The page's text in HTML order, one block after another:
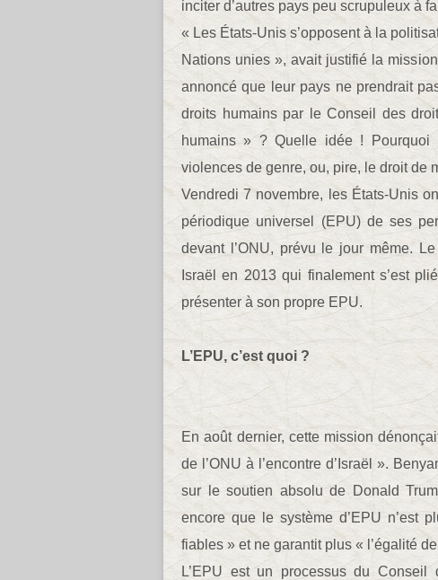
inciter d’autres pays peu scrupuleux à
« Les États-Unis s’opposent à la
Nations unies », avait justifié la
annoncé que leur pays ne prendrait
droits humains par le Conseil des
humains » ? Quelle idée ! Pourquoi
violences de genre, ou, pire, le droit de
Vendredi 7 novembre, les États-Unis
périodique universel (EPU) de ses
devant l’ONU, prévu le jour même.
Israël en 2013 qui finalement s’est
présenter à son propre EPU.
L’EPU, c’est quoi ?
En août dernier, cette mission
de l’ONU à l’encontre d’Israël ».
sur le soutien absolu de Donald
encore que le système d’EPU n’est
fiables » et ne garantit plus « l’égalité
L’EPU est un processus du